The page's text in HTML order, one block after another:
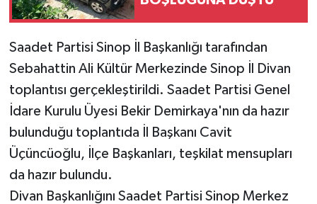
Saadet Partisi Sinop İl Başkanlığı tarafından
Sebahattin Ali Kültür Merkezinde Sinop İl Divan
toplantısı gerçekleştirildi. Saadet Partisi Genel
İdare Kurulu Üyesi Bekir Demirkaya'nın da hazır
bulunduğu toplantıda İl Başkanı Cavit
Üçüncüoğlu, İlçe Başkanları, teşkilat mensupları
da hazır bulundu.
Divan Başkanlığını Saadet Partisi Sinop Merkez